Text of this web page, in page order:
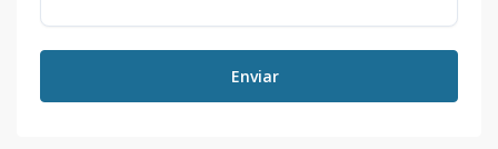
Enviar